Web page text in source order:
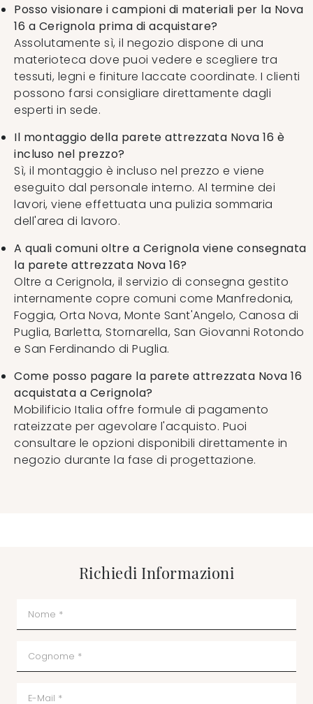
Posso visionare i campioni di materiali per la Nova
16 a Cerignola prima di acquistare?
Assolutamente sì, il negozio dispone di una
materioteca dove puoi vedere e scegliere tra
tessuti, legni e finiture laccate coordinate. I clienti
possono farsi consigliare direttamente dagli
esperti in sede.
Il montaggio della parete attrezzata Nova 16 è
incluso nel prezzo?
Sì, il montaggio è incluso nel prezzo e viene
eseguito dal personale interno. Al termine dei
lavori, viene effettuata una pulizia sommaria
dell'area di lavoro.
A quali comuni oltre a Cerignola viene consegnata
la parete attrezzata Nova 16?
Oltre a Cerignola, il servizio di consegna gestito
internamente copre comuni come Manfredonia,
Foggia, Orta Nova, Monte Sant'Angelo, Canosa di
Puglia, Barletta, Stornarella, San Giovanni Rotondo
e San Ferdinando di Puglia.
Come posso pagare la parete attrezzata Nova 16
acquistata a Cerignola?
Mobilificio Italia offre formule di pagamento
rateizzate per agevolare l'acquisto. Puoi
consultare le opzioni disponibili direttamente in
negozio durante la fase di progettazione.
Richiedi Informazioni